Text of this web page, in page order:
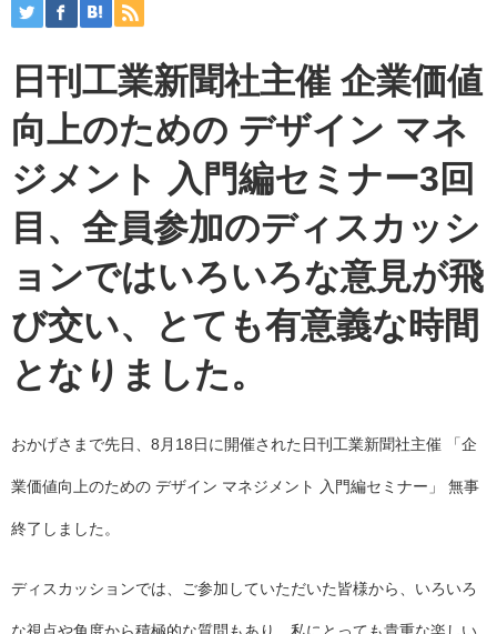
日刊工業新聞社主催 企業価値
向上のための デザイン マネ
ジメント 入門編セミナー3回
目、全員参加のディスカッシ
ョンではいろいろな意見が飛
び交い、とても有意義な時間
となりました。
おかげさまで先日、8月18日に開催された日刊工業新聞社主催 「企
業価値向上のための デザイン マネジメント 入門編セミナー」 無事
終了しました。
ディスカッションでは、ご参加していただいた皆様から、いろいろ